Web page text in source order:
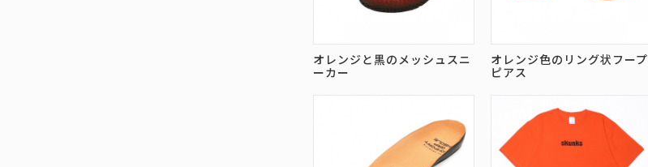
オレンジと黒のメッシュスニ
ーカー
オレンジ色のリング状フープ
ピアス